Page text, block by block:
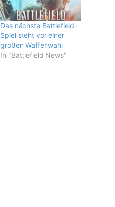
Das nächste Battlefield-
Spiel steht vor einer
großen Waffenwahl
In "Battlefield News"